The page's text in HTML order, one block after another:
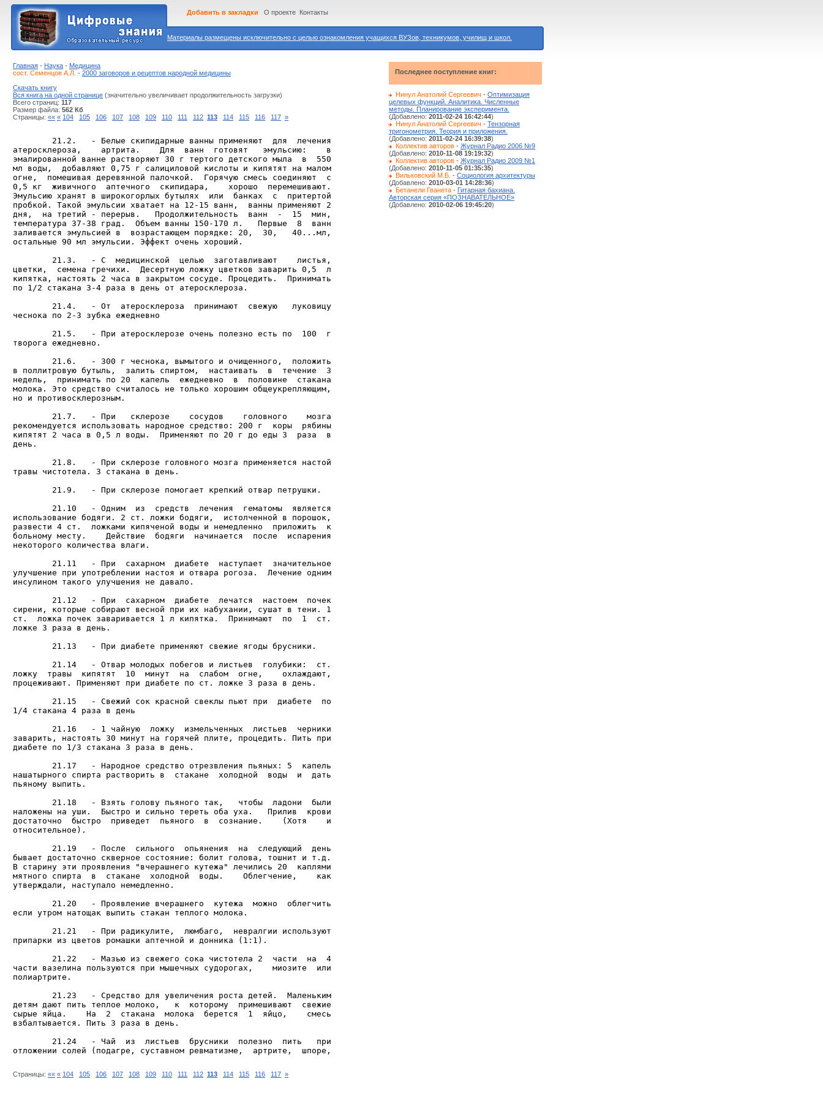
Материалы размещены исключительно с целью ознакомления учащихся ВУЗов, техникумов, училищ и школ.
Добавить в закладки О проекте Контакты
Главная - Наука - Медицина
сост. Семенцов А.Л. - 2000 заговоров и рецептов народной медицины
Скачать книгу
Вся книга на одной странице (значительно увеличивает продолжительность загрузки)
Всего страниц: 117
Размер файла: 562 Кб
Страницы: «« « 104 105 106 107 108 109 110 111 112 113 114 115 116 117 »
        21.2.   - Белые скипидарные ванны применяют  для  лечения
атеросклероза,    артрита.    Для  ванн  готовят   эмульсию:    в
эмалированной ванне растворяют 30 г тертого детского мыла  в  550
мл воды,  добавляют 0,75 г салициловой кислоты и кипятят на малом
огне,  помешивая деревянной палочкой.  Горячую смесь соединяют  с
0,5 кг  живичного  аптечного  скипидара,    хорошо  перемешивают.
Эмульсию хранят в широкогорлых бутылях  или  банках  с  притертой
пробкой. Такой эмульсии хватает на 12-15 ванн,  ванны применяют 2
дня,  на третий - перерыв.   Продолжительность  ванн  -  15  мин,
температура 37-38 град.  Объем ванны 150-170 л.   Первые  8  ванн
заливается эмульсией в  возрастающем порядке: 20,  30,   40...мл,
остальные 90 мл эмульсии. Эффект очень хороший.
        21.3.   - С  медицинской  целью  заготавливают    листья,
цветки,  семена гречихи.  Десертную ложку цветков заварить 0,5  л
кипятка, настоять 2 часа в закрытом сосуде. Процедить.  Принимать
по 1/2 стакана 3-4 раза в день от атеросклероза.
        21.4.   - От  атеросклероза  принимают  свежую   луковицу
чеснока по 2-3 зубка ежедневно
        21.5.   - При атеросклерозе очень полезно есть по  100  г
творога ежедневно.
        21.6.   - 300 г чеснока, вымытого и очищенного,  положить
в поллитровую бутыль,  залить спиртом,  настаивать  в  течение  3
недель,  принимать по 20  капель  ежедневно  в  половине  стакана
молока. Это средство считалось не только хорошим общеукрепляющим,
но и противосклерозным.
        21.7.   - При   склерозе    сосудов    головного    мозга
рекомендуется использовать народное средство: 200 г  коры  рябины
кипятят 2 часа в 0,5 л воды.  Применяют по 20 г до еды 3  раза  в
день.
        21.8.   - При склерозе головного мозга применяется настой
травы чистотела. 3 стакана в день.
        21.9.   - При склерозе помогает крепкий отвар петрушки.
        21.10   - Одним  из  средств  лечения  гематомы  является
использование бодяги. 2 ст. ложки бодяги,  истолченной в порошок,
развести 4 ст.  ложками кипяченой воды и немедленно  приложить  к
больному месту.    Действие  бодяги  начинается  после  испарения
некоторого количества влаги.
        21.11   - При  сахарном  диабете  наступает  значительное
улучшение при употреблении настоя и отвара рогоза.  Лечение одним
инсулином такого улучшения не давало.
        21.12   - При  сахарном  диабете  лечатся  настоем  почек
сирени, которые собирают весной при их набухании, сушат в тени. 1
ст.  ложка почек заваривается 1 л кипятка.  Принимают  по  1  ст.
ложке 3 раза в день.
        21.13   - При диабете применяют свежие ягоды брусники.
        21.14   - Отвар молодых побегов и листьев  голубики:  ст.
ложку  травы  кипятят  10  минут  на  слабом  огне,    охлаждают,
процеживают. Применяют при диабете по ст. ложке 3 раза в день.
        21.15   - Свежий сок красной свеклы пьют при  диабете  по
1/4 стакана 4 раза в день
        21.16   - 1 чайную  ложку  измельченных  листьев  черники
заварить, настоять 30 минут на горячей плите, процедить. Пить при
диабете по 1/3 стакана 3 раза в день.
        21.17   - Народное средство отрезвления пьяных: 5  капель
нашатырного спирта растворить в  стакане  холодной  воды  и  дать
пьяному выпить.
        21.18   - Взять голову пьяного так,   чтобы  ладони  были
наложены на уши.  Быстро и сильно тереть оба уха.   Прилив  крови
достаточно  быстро  приведет  пьяного  в  сознание.    (Хотя    и
относительное).
        21.19   - После  сильного  опьянения  на  следующий  день
бывает достаточно скверное состояние: болит голова, тошнит и т.д.
В старину эти проявления "вчерашнего кутежа" лечились 20  каплями
мятного спирта  в  стакане  холодной  воды.    Облегчение,    как
утверждали, наступало немедленно.
        21.20   - Проявление вчерашнего  кутежа  можно  облегчить
если утром натощак выпить стакан теплого молока.
        21.21   - При радикулите,  люмбаго,  невралгии используют
припарки из цветов ромашки аптечной и донника (1:1).
        21.22   - Мазью из свежего сока чистотела 2  части  на  4
части вазелина пользуются при мышечных судорогах,    миозите  или
полиартрите.
        21.23   - Средство для увеличения роста детей.  Маленьким
детям дают пить теплое молоко,   к  которому  примешивают  свежие
сырые яйца.    На  2  стакана  молока  берется  1  яйцо,    смесь
взбалтывается. Пить 3 раза в день.
        21.24   - Чай  из  листьев  брусники  полезно  пить   при
Страницы: «« « 104 105 106 107 108 109 110 111 112 113 114 115 116 117 »
Последнее поступление книг:
Нинул Анатолий Сергеевич - Оптимизация
целевых функций. Аналитика. Численные
методы. Планирование эксперимента.
(Добавлено: 2011-02-24 16:42:44)
Нинул Анатолий Сергеевич - Тензорная
тригонометрия. Теория и приложения.
(Добавлено: 2011-02-24 16:39:38)
Коллектив авторов - Журнал Радио 2006 №9
(Добавлено: 2010-11-08 19:19:32)
Коллектив авторов - Журнал Радио 2009 №1
(Добавлено: 2010-11-05 01:35:35)
Вильковский М.Б. - Социология архитектуры
(Добавлено: 2010-03-01 14:28:36)
Бетанели Гванета - Гитарная бахиана.
Авторская серия «ПОЗНАВАТЕЛЬНОЕ»
(Добавлено: 2010-02-06 19:45:20)